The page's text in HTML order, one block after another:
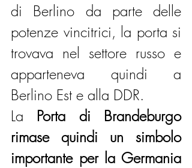
di Berlino da parte delle
potenze vincitrici, la porta si
trovava nel settore russo e
apparteneva quindi a
Berlino Est e alla DDR.
La Porta di Brandeburgo
rimase quindi un simbolo
importante per la Germania